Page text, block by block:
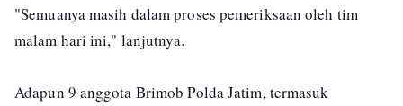
"Semuanya masih dalam proses pemeriksaan oleh tim
malam hari ini," lanjutnya.
Adapun 9 anggota Brimob Polda Jatim, termasuk